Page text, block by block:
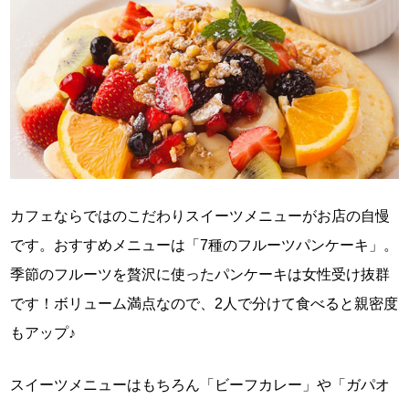
カフェならではのこだわりスイーツメニューがお店の自慢
です。おすすめメニューは「7種のフルーツパンケーキ」。
季節のフルーツを贅沢に使ったパンケーキは女性受け抜群
です！ボリューム満点なので、2人で分けて食べると親密度
もアップ♪
スイーツメニューはもちろん「ビーフカレー」や「ガパオ